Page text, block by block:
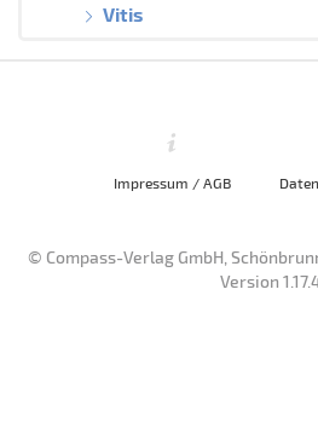
Vitis
Impressum / AGB
© Compass-Verlag GmbH,
Version